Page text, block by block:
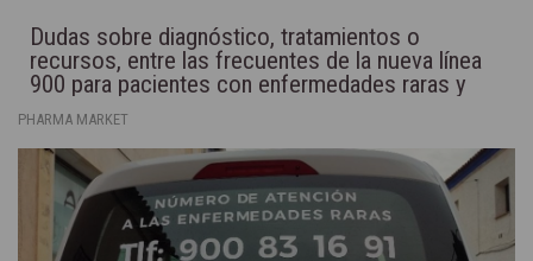
Dudas sobre diagnóstico, tratamientos o
recursos, entre las frecuentes de la nueva línea
900 para pacientes con enfermedades raras y
sus familiares
PHARMA MARKET